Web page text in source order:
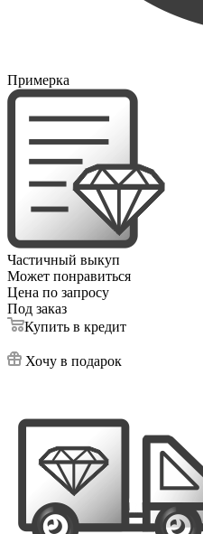
Примерка
Частичный выкуп
Может понравиться
Цена по запросу
Под заказ
Купить в кредит
Хочу в подарок